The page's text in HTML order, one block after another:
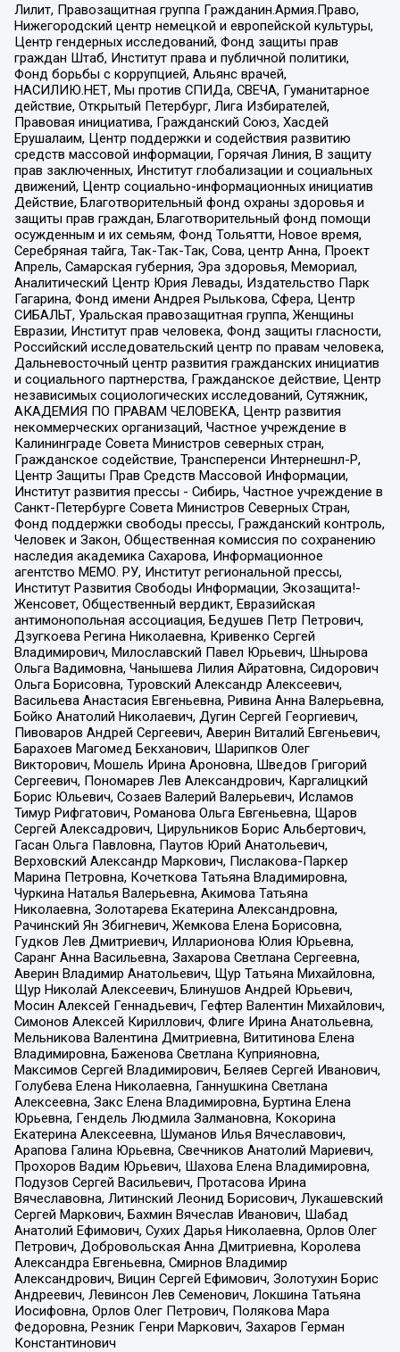
Лилит, Правозащитная группа Гражданин.Армия.Право,
Нижегородский центр немецкой и европейской культуры,
Центр гендерных исследований, Фонд защиты прав
граждан Штаб, Институт права и публичной политики,
Фонд борьбы с коррупцией, Альянс врачей,
НАСИЛИЮ.НЕТ, Мы против СПИДа, СВЕЧА, Гуманитарное
действие, Открытый Петербург, Лига Избирателей,
Правовая инициатива, Гражданский Союз, Хасдей
Ерушалаим, Центр поддержки и содействия развитию
средств массовой информации, Горячая Линия, В защиту
прав заключенных, Институт глобализации и социальных
движений, Центр социально-информационных инициатив
Действие, Благотворительный фонд охраны здоровья и
защиты прав граждан, Благотворительный фонд помощи
осужденным и их семьям, Фонд Тольятти, Новое время,
Серебряная тайга, Так-Так-Так, Сова, центр Анна, Проект
Апрель, Самарская губерния, Эра здоровья, Мемориал,
Аналитический Центр Юрия Левады, Издательство Парк
Гагарина, Фонд имени Андрея Рылькова, Сфера, Центр
СИБАЛЬТ, Уральская правозащитная группа, Женщины
Евразии, Институт прав человека, Фонд защиты гласности,
Российский исследовательский центр по правам человека,
Дальневосточный центр развития гражданских инициатив
и социального партнерства, Гражданское действие, Центр
независимых социологических исследований, Сутяжник,
АКАДЕМИЯ ПО ПРАВАМ ЧЕЛОВЕКА, Центр развития
некоммерческих организаций, Частное учреждение в
Калининграде Совета Министров северных стран,
Гражданское содействие, Трансперенси Интернешнл-Р,
Центр Защиты Прав Средств Массовой Информации,
Институт развития прессы - Сибирь, Частное учреждение в
Санкт-Петербурге Совета Министров Северных Стран,
Фонд поддержки свободы прессы, Гражданский контроль,
Человек и Закон, Общественная комиссия по сохранению
наследия академика Сахарова, Информационное
агентство МЕМО. РУ, Институт региональной прессы,
Институт Развития Свободы Информации, Экозащита!-
Женсовет, Общественный вердикт, Евразийская
антимонопольная ассоциация, Бедушев Петр Петрович,
Дзугкоева Регина Николаевна, Кривенко Сергей
Владимирович, Милославский Павел Юрьевич, Шнырова
Ольга Вадимовна, Чанышева Лилия Айратовна, Сидорович
Ольга Борисовна, Туровский Александр Алексеевич,
Васильева Анастасия Евгеньевна, Ривина Анна Валерьевна,
Бойко Анатолий Николаевич, Дугин Сергей Георгиевич,
Пивоваров Андрей Сергеевич, Аверин Виталий Евгеньевич,
Барахоев Магомед Бекханович, Шарипков Олег
Викторович, Мошель Ирина Ароновна, Шведов Григорий
Сергеевич, Пономарев Лев Александрович, Каргалицкий
Борис Юльевич, Созаев Валерий Валерьевич, Исламов
Тимур Рифгатович, Романова Ольга Евгеньевна, Щаров
Сергей Алексадрович, Цирульников Борис Альбертович,
Гасан Ольга Павловна, Паутов Юрий Анатольевич,
Верховский Александр Маркович, Пислакова-Паркер
Марина Петровна, Кочеткова Татьяна Владимировна,
Чуркина Наталья Валерьевна, Акимова Татьяна
Николаевна, Золотарева Екатерина Александровна,
Рачинский Ян Збигневич, Жемкова Елена Борисовна,
Гудков Лев Дмитриевич, Илларионова Юлия Юрьевна,
Саранг Анна Васильевна, Захарова Светлана Сергеевна,
Аверин Владимир Анатольевич, Щур Татьяна Михайловна,
Щур Николай Алексеевич, Блинушов Андрей Юрьевич,
Мосин Алексей Геннадьевич, Гефтер Валентин Михайлович,
Симонов Алексей Кириллович, Флиге Ирина Анатольевна,
Мельникова Валентина Дмитриевна, Вититинова Елена
Владимировна, Баженова Светлана Куприяновна,
Максимов Сергей Владимирович, Беляев Сергей Иванович,
Голубева Елена Николаевна, Ганнушкина Светлана
Алексеевна, Закс Елена Владимировна, Буртина Елена
Юрьевна, Гендель Людмила Залмановна, Кокорина
Екатерина Алексеевна, Шуманов Илья Вячеславович,
Арапова Галина Юрьевна, Свечников Анатолий Мариевич,
Прохоров Вадим Юрьевич, Шахова Елена Владимировна,
Подузов Сергей Васильевич, Протасова Ирина
Вячеславовна, Литинский Леонид Борисович, Лукашевский
Сергей Маркович, Бахмин Вячеслав Иванович, Шабад
Анатолий Ефимович, Сухих Дарья Николаевна, Орлов Олег
Петрович, Добровольская Анна Дмитриевна, Королева
Александра Евгеньевна, Смирнов Владимир
Александрович, Вицин Сергей Ефимович, Золотухин Борис
Андреевич, Левинсон Лев Семенович, Локшина Татьяна
Иосифовна, Орлов Олег Петрович, Полякова Мара
Федоровна, Резник Генри Маркович, Захаров Герман
Константинович